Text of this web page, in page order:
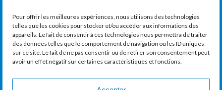
Pour offrir les meilleures expériences, nous utilisons des technologies
telles que les cookies pour stocker et/ou accéder aux informations des
appareils. Le fait de consentir à ces technologies nous permettra de traiter
des données telles que le comportement de navigation ou les ID uniques
sur ce site. Le fait de ne pas consentir ou de retirer son consentement peut
avoir un effet négatif sur certaines caractéristiques et fonctions.
LA CHAMBRE DE COMMERCE ET D’INDUSTRIE
DE VAUDREUIL-SOULANGES
11, boul. de la Cité-des-Jeunes, Suite 201